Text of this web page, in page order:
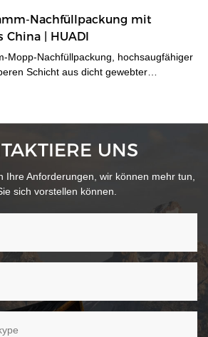
Nachfüllpackung mit
China | HUADI
Mopp-Nachfüllpackung, hochsaugfähiger
Schicht aus dicht gewebter
UNS
Ihre Anforderungen, wir können mehr tun,
sich vorstellen können.